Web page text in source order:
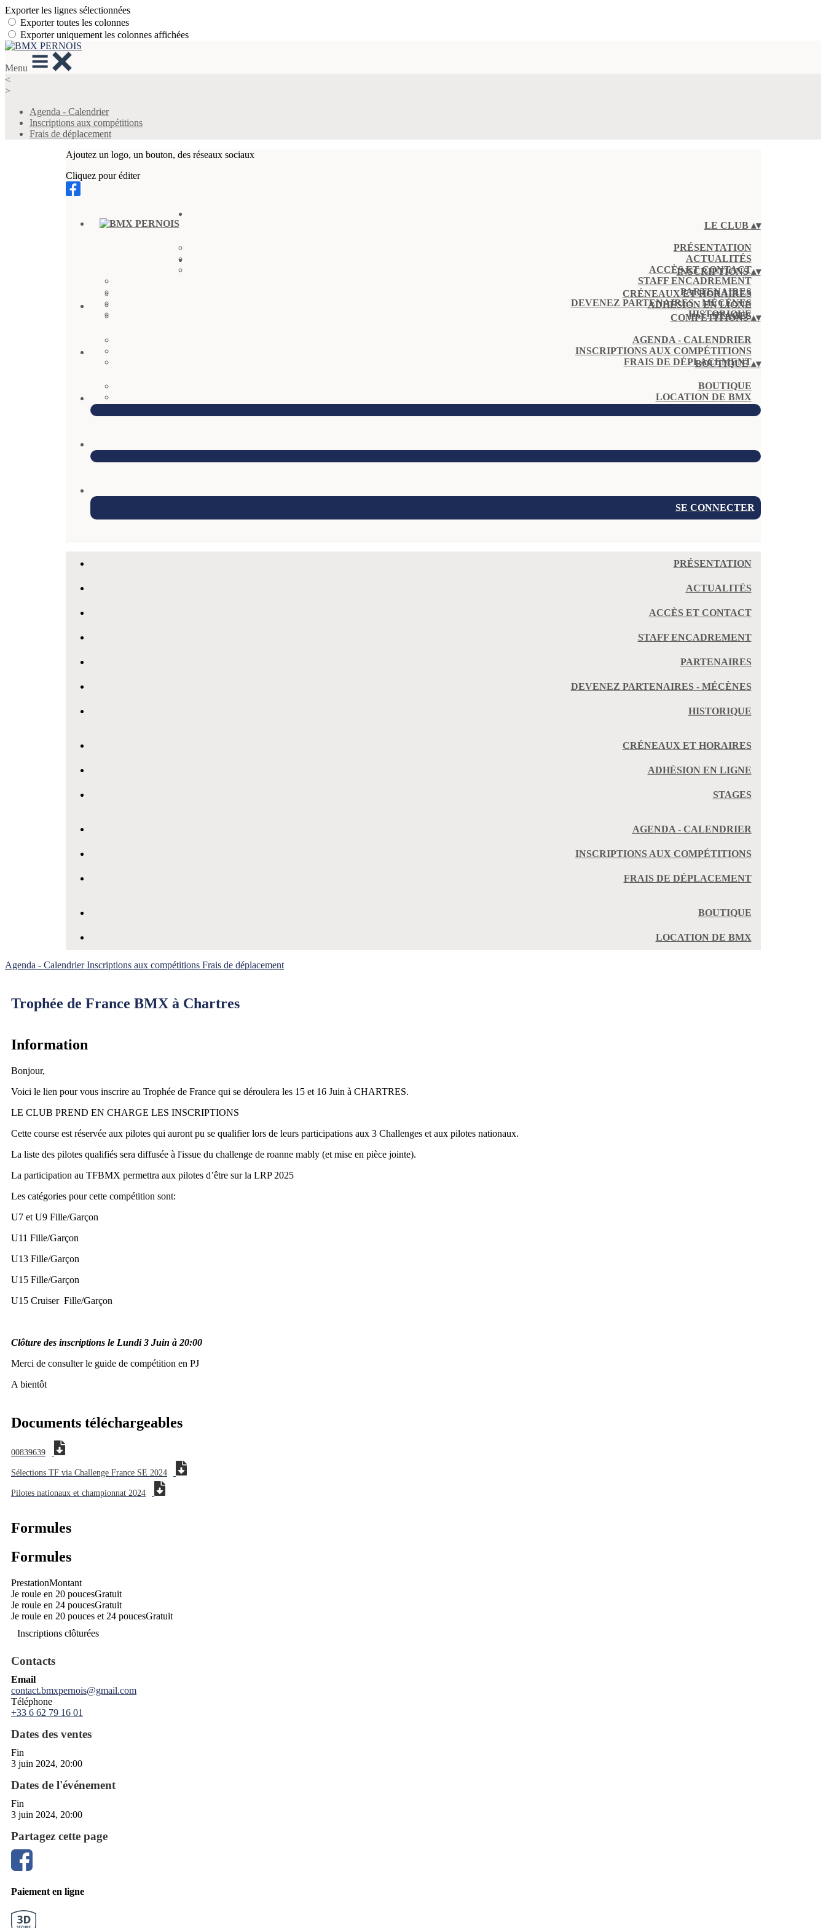
Exporter les lignes sélectionnées
Exporter toutes les colonnes
Exporter uniquement les colonnes affichées
Menu
<
>
Agenda - Calendrier
Inscriptions aux compétitions
Frais de déplacement
Ajoutez un logo, un bouton, des réseaux sociaux
Cliquez pour éditer
LE CLUB ▴▾
PRÉSENTATION
ACTUALITÉS
ACCÈS ET CONTACT
STAFF ENCADREMENT
PARTENAIRES
DEVENEZ PARTENAIRES - MÉCÈNES
HISTORIQUE
INSCRIPTIONS▴▾
CRÉNEAUX ET HORAIRES
ADHÉSION EN LIGNE
STAGES
COMPÉTITIONS▴▾
AGENDA - CALENDRIER
INSCRIPTIONS AUX COMPÉTITIONS
FRAIS DE DÉPLACEMENT
BOUTIQUE▴▾
BOUTIQUE
LOCATION DE BMX
SE CONNECTER
PRÉSENTATION
ACTUALITÉS
ACCÈS ET CONTACT
STAFF ENCADREMENT
PARTENAIRES
DEVENEZ PARTENAIRES - MÉCÈNES
HISTORIQUE
CRÉNEAUX ET HORAIRES
ADHÉSION EN LIGNE
STAGES
AGENDA - CALENDRIER
INSCRIPTIONS AUX COMPÉTITIONS
FRAIS DE DÉPLACEMENT
BOUTIQUE
LOCATION DE BMX
Agenda - CalendrierInscriptions aux compétitions Frais de déplacement
Trophée de France BMX à Chartres
Information
Bonjour,
Voici le lien pour vous inscrire au Trophée de France qui se déroulera les 15 et 16 Juin à CHARTRES.
LE CLUB PREND EN CHARGE LES INSCRIPTIONS
Cette course est réservée aux pilotes qui auront pu se qualifier lors de leurs participations aux 3 Challenges et aux pilotes nationaux.
La liste des pilotes qualifiés sera diffusée à l'issue du challenge de roanne mably (et mise en pièce jointe).
La participation au TFBMX permettra aux pilotes d’être sur la LRP 2025
Les catégories pour cette compétition sont:
U7 et U9 Fille/Garçon
U11 Fille/Garçon
U13 Fille/Garçon
U15 Fille/Garçon
U15 Cruiser Fille/Garçon
Clôture des inscriptions le Lundi 3 Juin à 20:00
Merci de consulter le guide de compétition en PJ
A bientôt
Documents téléchargeables
00839639
Sélections TF via Challenge France SE 2024
Pilotes nationaux et championnat 2024
Formules
Formules
PrestationMontant
Je roule en 20 poucesGratuit
Je roule en 24 poucesGratuit
Je roule en 20 pouces et 24 poucesGratuit
Inscriptions clôturées
Contacts
Email
contact.bmxpernois@gmail.com
Téléphone
+33 6 62 79 16 01
Dates des ventes
Fin
3 juin 2024, 20:00
Dates de l'événement
Fin
3 juin 2024, 20:00
Partagez cette page
Paiement en ligne